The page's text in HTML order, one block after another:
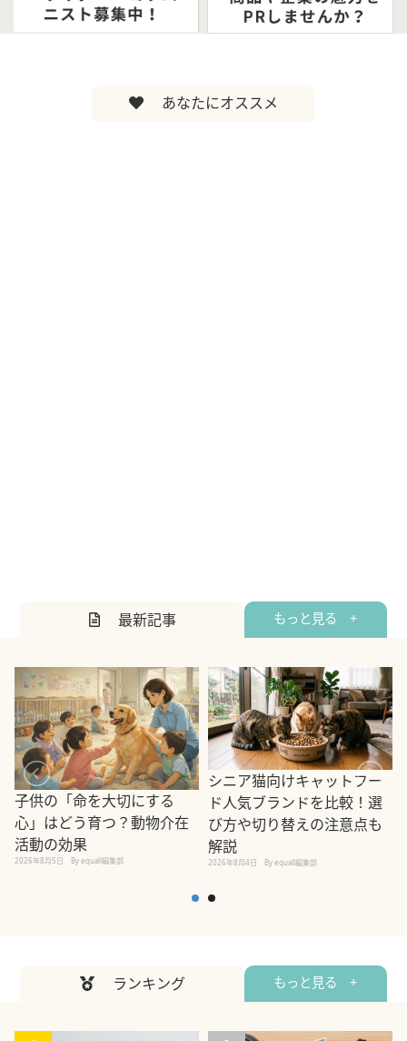
あなたにオススメ
最新記事 もっと見る +
子供の「命を大切にする
心」はどう育つ？動物介在
活動の効果
2026年8月5日 By equall編集部
シニア猫向けキャットフー
ド人気ブランドを比較！選
び方や切り替えの注意点も
解説
2026年8月4日 By equall編集部
ランキング もっと見る +